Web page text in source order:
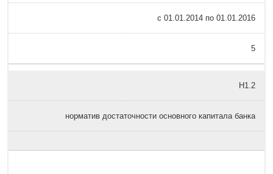
c 01.01.2014 по 01.01.2016
5
Н1.2
норматив достаточности основного капитала банка